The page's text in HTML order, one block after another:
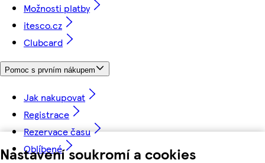
Nastavení soukromí a cookies
Možnosti platby
itesco.cz
Clubcard
Pomoc s prvním nákupem
Jak nakupovat
Registrace
Rezervace času
Oblíbené